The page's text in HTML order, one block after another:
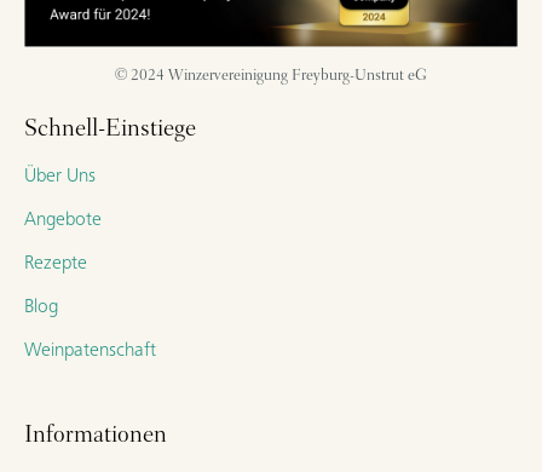
© 2024 Winzervereinigung Freyburg-Unstrut eG
Schnell-Einstiege
Über Uns
Angebote
Rezepte
Blog
Weinpatenschaft
Informationen